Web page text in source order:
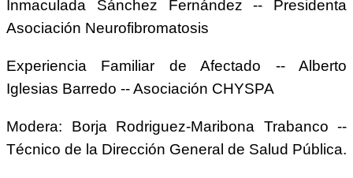
Inmaculada Sánchez Fernández -- Presidenta
Asociación Neurofibromatosis
Experiencia Familiar de Afectado -- Alberto
Iglesias Barredo -- Asociación CHYSPA
Modera: Borja Rodriguez-Maribona Trabanco --
Técnico de la Dirección General de Salud Pública.